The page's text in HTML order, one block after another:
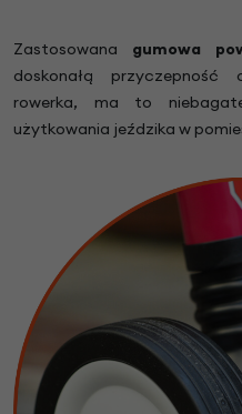
Zastosowana gumowa
doskonałą przyczepność
rowerka, ma to
użytkowania jeździka w